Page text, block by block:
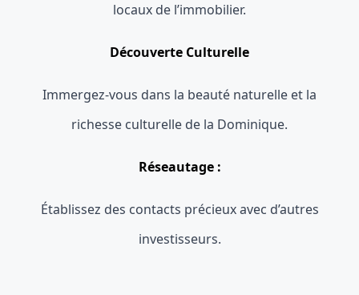
locaux de l’immobilier.
Découverte Culturelle
Immergez-vous dans la beauté naturelle et la
richesse culturelle de la Dominique.
Réseautage :
Établissez des contacts précieux avec d’autres
investisseurs.